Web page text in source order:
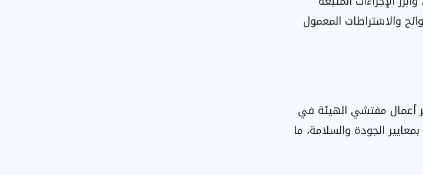
والاشتراطات المعمول
أعمال مفتشي الهيئة في
الجودة والسلامة، ما